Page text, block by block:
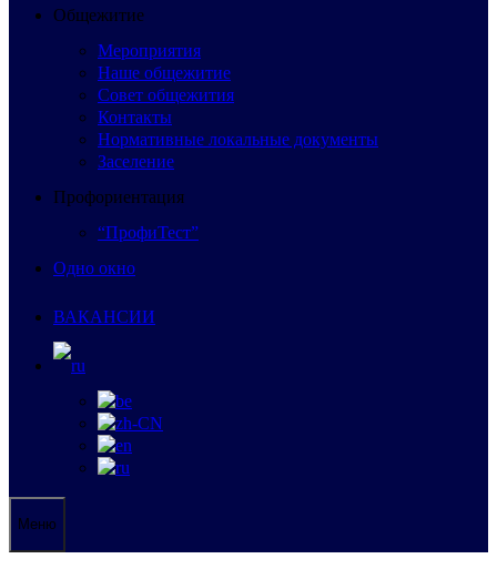
Общежитие
Мероприятия
Наше общежитие
Совет общежития
Контакты
Нормативные локальные документы
Заселение
Профориентация
“ПрофиТест”
Одно окно
ВАКАНСИИ
Меню